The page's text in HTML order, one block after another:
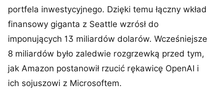
portfela inwestycyjnego. Dzięki temu łączny wkład
finansowy giganta z Seattle wzrósł do
imponujących 13 miliardów dolarów. Wcześniejsze
8 miliardów było zaledwie rozgrzewką przed tym,
jak Amazon postanowił rzucić rękawicę OpenAI i
ich sojuszowi z Microsoftem.